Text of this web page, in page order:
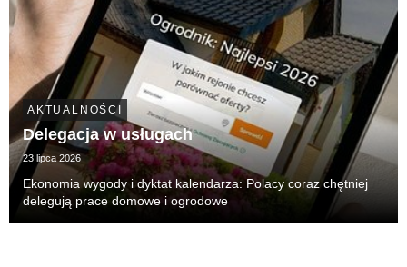
AKTUALNOŚCI
Delegacja w usługach
23 lipca 2026
Ekonomia wygody i dyktat kalendarza: Polacy coraz chętniej
delegują prace domowe i ogrodowe